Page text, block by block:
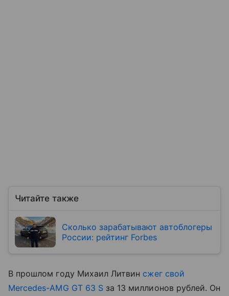
Читайте также
Сколько зарабатывают автоблогеры
России: рейтинг Forbes
В прошлом году Михаил Литвин сжег свой
Mercedes-AMG GT 63 Sза 13 миллионов рублей. Он